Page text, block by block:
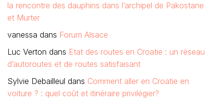
la rencontre des dauphins dans l’archipel de Pakostane
et Murter
vanessa dans Forum Alsace
Luc Verton dans Etat des routes en Croatie : un réseau
d’autoroutes et de routes satisfaisant
Sylvie Debailleul dans Comment aller en Croatie en
voiture ? : quel coût et itinéraire privilégier?